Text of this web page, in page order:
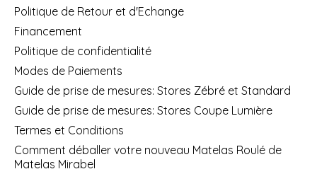
Politique de Retour et d'Echange
Financement
Politique de confidentialité
Modes de Paiements
Guide de prise de mesures: Stores Zébré et Standard
Guide de prise de mesures: Stores Coupe Lumière
Termes et Conditions
Comment déballer votre nouveau Matelas Roulé de
Matelas Mirabel